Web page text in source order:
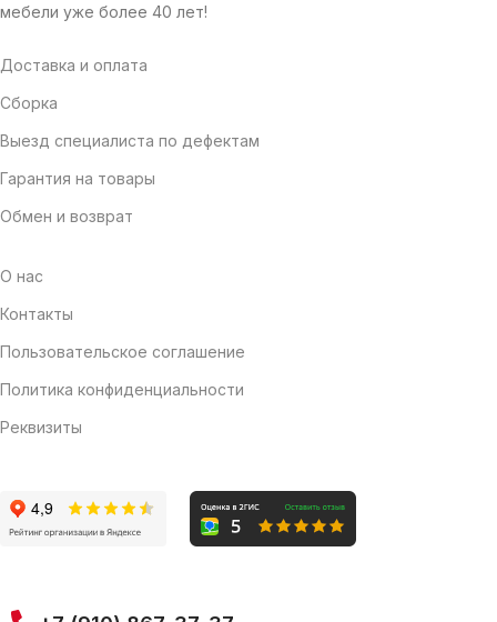
мебели уже более 40 лет!
Доставка и оплата
Сборка
Выезд специалиста по дефектам
Гарантия на товары
Обмен и возврат
О нас
Контакты
Пользовательское соглашение
Политика конфиденциальности
Реквизиты